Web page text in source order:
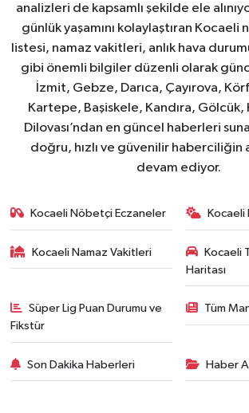
analizleri de kapsamlı şekilde ele
günlük yaşamını kolaylaştıran
listesi, namaz vakitleri, anlık hava
gibi önemli bilgiler düzenli olarak
İzmit, Gebze, Darıca, Çayırova,
Kartepe, Başiskele, Kandıra, Gölcük,
Dilovası’ndan en güncel haberleri
doğru, hızlı ve güvenilir haberciliğin
devam ediyor.
Kocaeli Nöbetçi Eczaneler Kocaeli
Kocaeli Namaz Vakitleri
Kocaeli
Haritası
Süper Lig Puan Durumu ve
Fikstür
Tüm
Son Dakika Haberleri Haber